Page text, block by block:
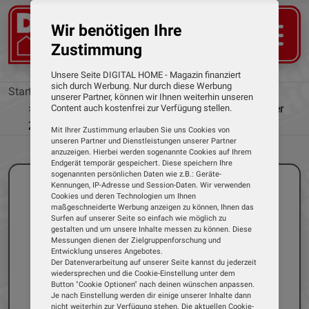
Startseite
News
Smart-Home-Erlebnisbericht: Wohn- und Quartier
Zentrum Weiterstadt
Wir benötigen Ihre
Zustimmung
Unsere Seite DIGITAL HOME - Magazin finanziert
sich durch Werbung. Nur durch diese Werbung
unserer Partner, können wir Ihnen weiterhin unseren
Content auch kostenfrei zur Verfügung stellen.
Mit Ihrer Zustimmung erlauben Sie uns Cookies von
unseren Partner und Dienstleistungen unserer Partner
anzuzeigen. Hierbei werden sogenannte Cookies auf Ihrem
Endgerät temporär gespeichert. Diese speichern Ihre
sogenannten persönlichen Daten wie z.B.: Geräte-
Kennungen, IP-Adresse und Session-Daten. Wir verwenden
Cookies und deren Technologien um Ihnen
maßgeschneiderte Werbung anzeigen zu können, Ihnen das
Surfen auf unserer Seite so einfach wie möglich zu
gestalten und um unsere Inhalte messen zu können. Diese
Messungen dienen der Zielgruppenforschung und
Entwicklung unseres Angebotes.
Der Datenverarbeitung auf unserer Seite kannst du jederzeit
wiedersprechen und die Cookie-Einstellung unter dem
Button "Cookie Optionen" nach deinen wünschen anpassen.
Je nach Einstellung werden dir einige unserer Inhalte dann
nicht weiterhin zur Verfügung stehen. Die aktuellen Cookie-